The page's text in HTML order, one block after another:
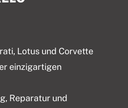
Lotus und Corvette
einzigartigen
Reparatur und